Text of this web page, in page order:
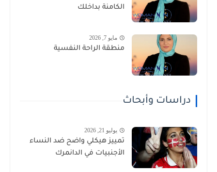
الكامنة بداخلك
مايو 7, 2026
منطقة الراحة النفسية
دراسات وأبحاث
يوليو 21, 2026
تمييز هيكلي واضح ضد النساء
الأجنبيات في الدانمرك